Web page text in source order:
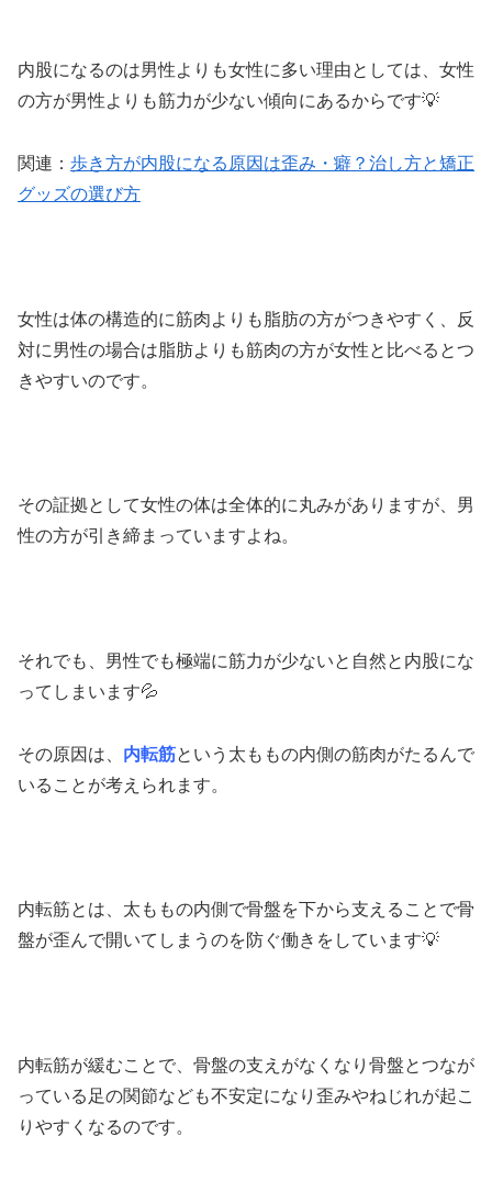
内股になるのは男性よりも女性に多い理由としては、女性
の方が男性よりも筋力が少ない傾向にあるからです💡
関連： 歩き方が内股になる原因は歪み・癖？治し方と矯正
グッズの選び方
女性は体の構造的に筋肉よりも脂肪の方がつきやすく、反
対に男性の場合は脂肪よりも筋肉の方が女性と比べるとつ
きやすいのです。
その証拠として女性の体は全体的に丸みがありますが、男
性の方が引き締まっていますよね。
それでも、男性でも極端に筋力が少ないと自然と内股にな
ってしまいます💦
その原因は、 内転筋という太ももの内側の筋肉がたるんで
いることが考えられます。
内転筋とは、太ももの内側で骨盤を下から支えることで骨
盤が歪んで開いてしまうのを防ぐ働きをしています💡
内転筋が緩むことで、骨盤の支えがなくなり骨盤とつなが
っている足の関節なども不安定になり歪みやねじれが起こ
りやすくなるのです。